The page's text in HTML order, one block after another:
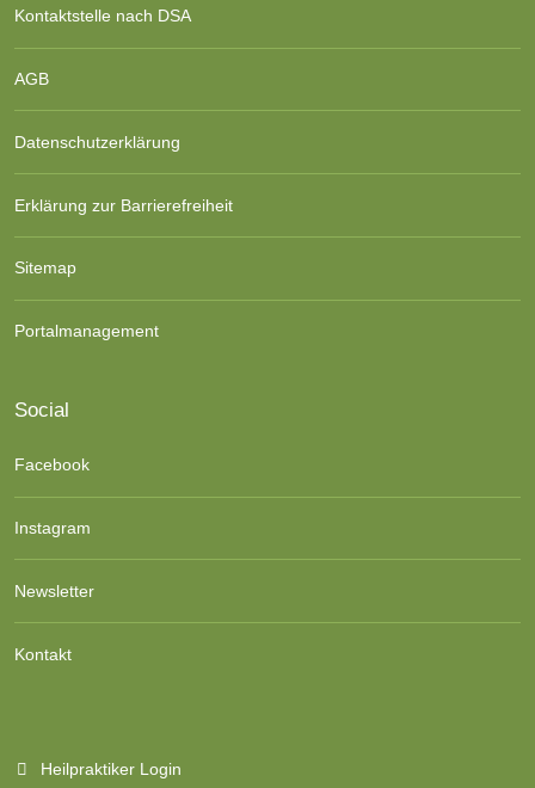
Kontaktstelle nach DSA
AGB
Datenschutzerklärung
Erklärung zur Barrierefreiheit
Sitemap
Portalmanagement
Social
Facebook
Instagram
Newsletter
Kontakt
Heilpraktiker Login